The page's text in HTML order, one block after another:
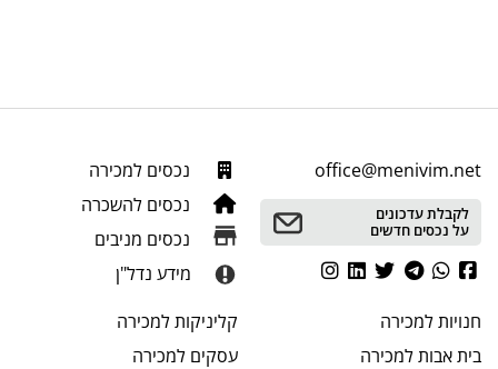
office@menivim.net
לקבלת עדכונים
על נכסים חדשים
נכסים למכירה
נכסים להשכרה
נכסים מניבים
מידע נדל"ן
חנויותלמכירה
בית אבותלמכירה
קליניקותלמכירה
עסקים למכירה